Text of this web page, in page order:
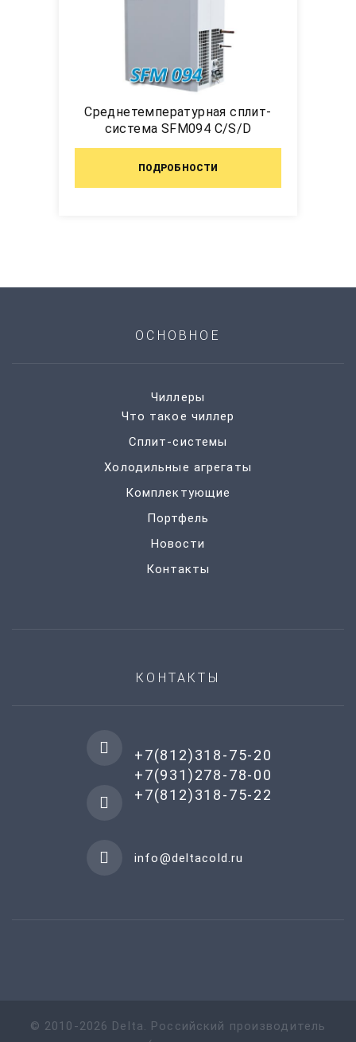
Среднетемпературная сплит-
система SFM094 C/S/D
ПОДРОБНОСТИ
ОСНОВНОЕ
Чиллеры
Что такое чиллер
Сплит-системы
Холодильные агрегаты
Комплектующие
Портфель
Новости
Контакты
КОНТАКТЫ
+7(812)318-75-20
+7(931)278-78-00
+7(812)318-75-22
info@deltacold.ru
© 2010-2026 Delta. Российский производитель